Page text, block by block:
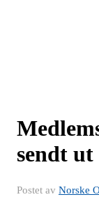
sendt
Postet av Norske